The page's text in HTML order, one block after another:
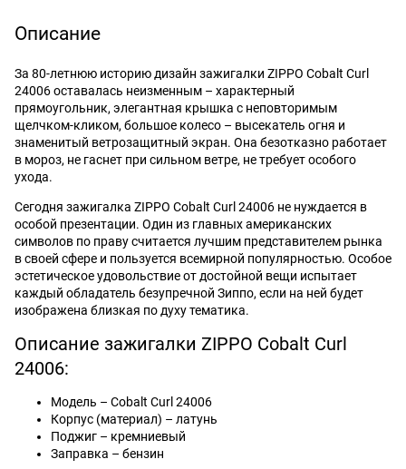
Описание
За 80-летнюю историю дизайн зажигалки ZIPPO Cobalt Curl
24006 оставалась неизменным – характерный
прямоугольник, элегантная крышка с неповторимым
щелчком-кликом, большое колесо – высекатель огня и
знаменитый ветрозащитный экран. Она безотказно работает
в мороз, не гаснет при сильном ветре, не требует особого
ухода.
Сегодня зажигалка ZIPPO Cobalt Curl 24006 не нуждается в
особой презентации. Один из главных американских
символов по праву считается лучшим представителем рынка
в своей сфере и пользуется всемирной популярностью. Особое
эстетическое удовольствие от достойной вещи испытает
каждый обладатель безупречной Зиппо, если на ней будет
изображена близкая по духу тематика.
Описание зажигалки ZIPPO Cobalt Curl
24006:
Модель – Cobalt Curl 24006
Корпус (материал) – латунь
Поджиг – кремниевый
Заправка – бензин